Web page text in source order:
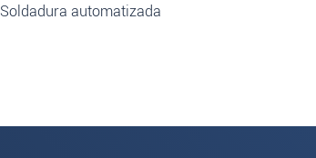
Soldadura automatizada